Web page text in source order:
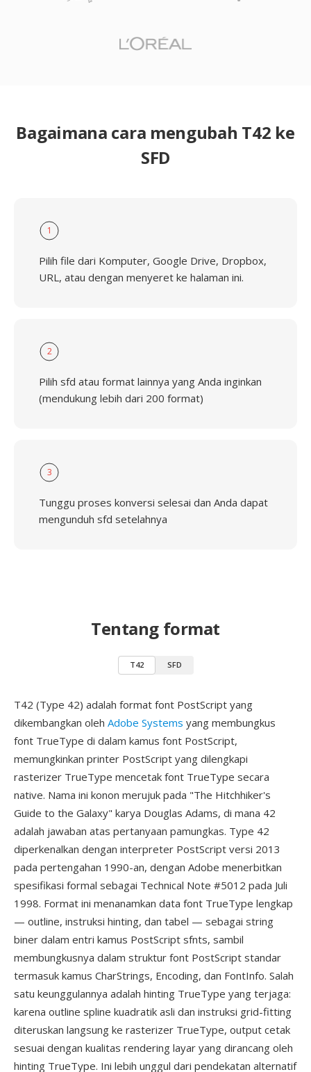
Bagaimana cara mengubah T42 ke
SFD
1
Pilih file dari Komputer, Google Drive, Dropbox,
URL, atau dengan menyeret ke halaman ini.
2
Pilih sfd atau format lainnya yang Anda inginkan
(mendukung lebih dari 200 format)
3
Tunggu proses konversi selesai dan Anda dapat
mengunduh sfd setelahnya
Tentang format
T42 SFD
T42 (Type 42) adalah format font PostScript yang
dikembangkan oleh Adobe Systems yang membungkus
font TrueType di dalam kamus font PostScript,
memungkinkan printer PostScript yang dilengkapi
rasterizer TrueType mencetak font TrueType secara
native. Nama ini konon merujuk pada "The Hitchhiker's
Guide to the Galaxy" karya Douglas Adams, di mana 42
adalah jawaban atas pertanyaan pamungkas. Type 42
diperkenalkan dengan interpreter PostScript versi 2013
pada pertengahan 1990-an, dengan Adobe menerbitkan
spesifikasi formal sebagai Technical Note #5012 pada Juli
1998. Format ini menanamkan data font TrueType lengkap
— outline, instruksi hinting, dan tabel — sebagai string
biner dalam entri kamus PostScript sfnts, sambil
membungkusnya dalam struktur font PostScript standar
termasuk kamus CharStrings, Encoding, dan FontInfo. Salah
satu keunggulannya adalah hinting TrueType yang terjaga:
karena outline spline kuadratik asli dan instruksi grid-fitting
diteruskan langsung ke rasterizer TrueType, output cetak
sesuai dengan kualitas rendering layar yang dirancang oleh
hinting TrueType. Ini lebih unggul dari pendekatan alternatif